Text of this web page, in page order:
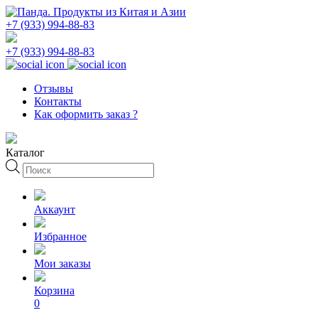
+7 (933) 994-88-83
+7 (933) 994-88-83
Отзывы
Контакты
Как оформить заказ ?
Каталог
Поиск
товаров
Аккаунт
Избранное
Мои заказы
Корзина
0